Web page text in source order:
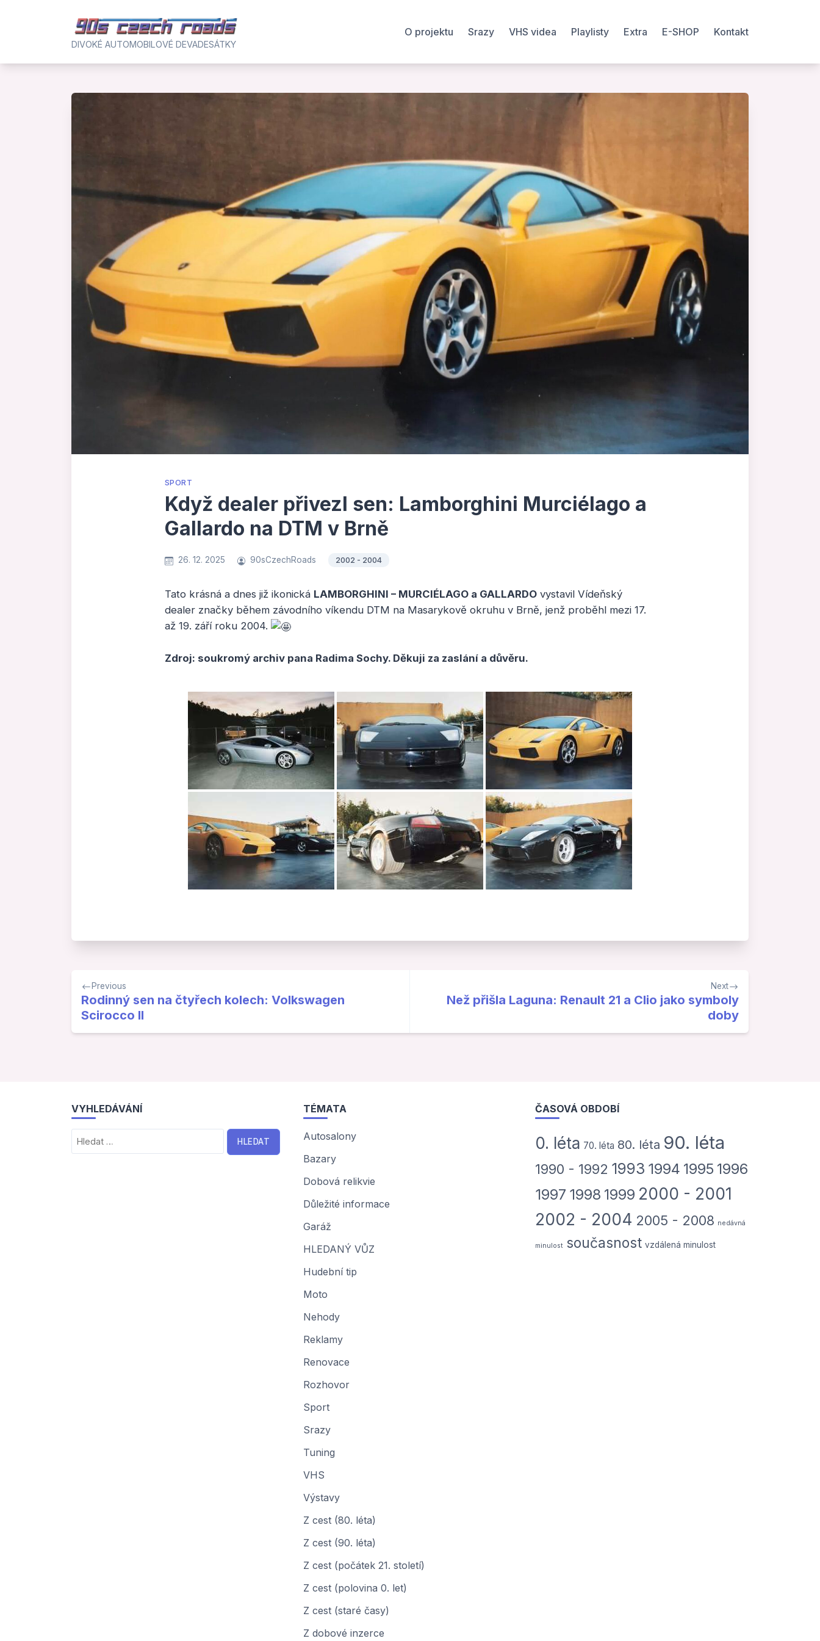
DIVOKÉ AUTOMOBILOVÉ DEVADESÁTKY
O projektu Srazy VHS videa Playlisty Extra E-SHOP Kontakt
SPORT
Když dealer přivezl sen: Lamborghini Murciélago a
Gallardo na DTM v Brně
26. 12. 2025 90sCzechRoads 2002 - 2004
Tato krásná a dnes již ikonická LAMBORGHINI – MURCIÉLAGO a GALLARDO vystavil Vídeňský
dealer značky během závodního víkendu DTM na Masarykově okruhu v Brně, jenž proběhl mezi 17.
až 19. září roku 2004.
Zdroj: soukromý archiv pana Radima Sochy. Děkuji za zaslání a důvěru.
Navigace
pro
příspěvek
Previous
Rodinný sen na čtyřech kolech: Volkswagen
Scirocco II
Next
Než přišla Laguna: Renault 21 a Clio jako symboly
doby
VYHLEDÁVÁNÍ
Vyhledávání
TÉMATA
Autosalony
Bazary
Dobová relikvie
Důležité informace
Garáž
HLEDANÝ VŮZ
Hudební tip
Moto
Nehody
Reklamy
Renovace
Rozhovor
Sport
Srazy
Tuning
VHS
Výstavy
Z cest (80. léta)
Z cest (90. léta)
Z cest (počátek 21. století)
Z cest (polovina 0. let)
Z cest (staré časy)
Z dobové inzerce
ČASOVÁ OBDOBÍ
0. léta 70. léta 80. léta 90. léta
1990 - 1992 1993 1994 1995 1996
1997 1998 1999 2000 - 2001
2002 - 2004 2005 - 2008 nedávná
minulost současnost vzdálená minulost